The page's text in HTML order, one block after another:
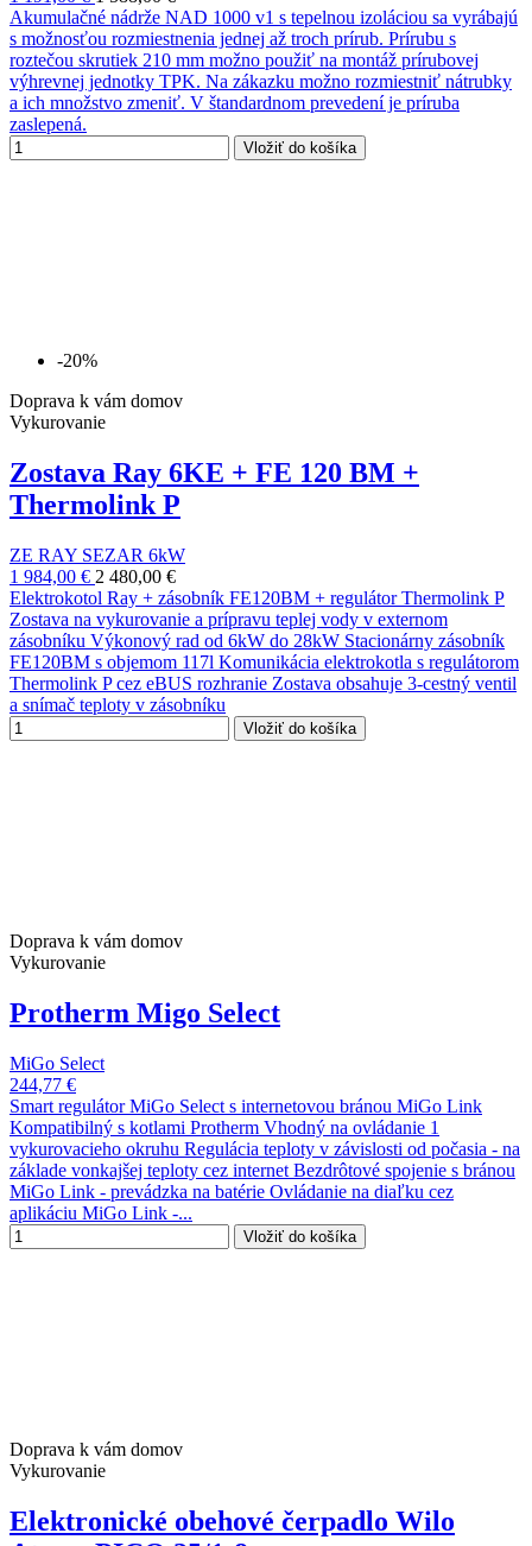
Akumulačné nádrže NAD 1000 v1 s tepelnou izoláciou sa vyrábajú
s možnosťou rozmiestnenia jednej až troch prírub. Prírubu s
roztečou skrutiek 210 mm možno použiť na montáž prírubovej
výhrevnej jednotky TPK. Na zákazku možno rozmiestniť nátrubky
a ich množstvo zmeniť. V štandardnom prevedení je príruba
zaslepená.
Vložiť do košíka
-20%
Doprava k vám domov
Vykurovanie
Zostava Ray 6KE + FE 120 BM +
Thermolink P
ZE RAY SEZAR 6kW
1 984,00 € 2 480,00 €
Elektrokotol Ray + zásobník FE120BM + regulátor Thermolink P
Zostava na vykurovanie a prípravu teplej vody v externom
zásobníku Výkonový rad od 6kW do 28kW Stacionárny zásobník
FE120BM s objemom 117l Komunikácia elektrokotla s regulátorom
Thermolink P cez eBUS rozhranie Zostava obsahuje 3-cestný ventil
a snímač teploty v zásobníku
Vložiť do košíka
Doprava k vám domov
Vykurovanie
Protherm Migo Select
MiGo Select
244,77 €
Smart regulátor MiGo Select s internetovou bránou MiGo Link
Kompatibilný s kotlami Protherm Vhodný na ovládanie 1
vykurovacieho okruhu Regulácia teploty v závislosti od počasia - na
základe vonkajšej teploty cez internet Bezdrôtové spojenie s bránou
MiGo Link - prevádzka na batérie Ovládanie na diaľku cez
aplikáciu MiGo Link -...
Vložiť do košíka
Doprava k vám domov
Vykurovanie
Elektronické obehové čerpadlo Wilo